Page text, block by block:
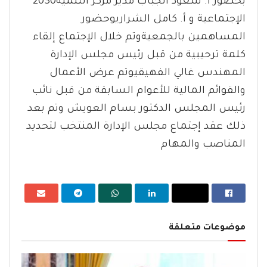
الإجتماعية و أ. كامل الشراري‬‫وحضور
المساهمين بالجمعية‬‫وتم خلال الإجتماع إلقاء
كلمة ترحيبية من قبل رئيس مجلس الإدارة
المهندس غالي الفهيقي‬‫وتم عرض الأعمال
والقوائم المالية للأعوام السابقة من قبل نائب
رئيس المجلس الدكتور بسام العويش وتم بعد
ذلك عقد إجتماع مجلس الإدارة المنتخب لتحديد
المناصب والمهام
موضوعات متعلقة